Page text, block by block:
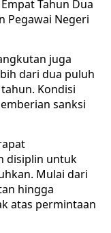
Tahun Dua
Pegawai Negeri
juga
dari dua puluh
Kondisi
sanksi
disiplin untuk
Mulai dari
hingga
atas permintaan